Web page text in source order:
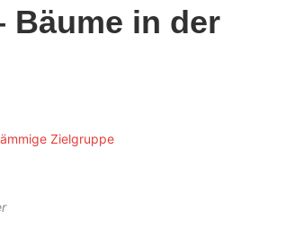
Bäume in der